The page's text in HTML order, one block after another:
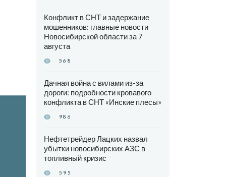
Конфликт в СНТ и задержание
мошенников: главные новости
Новосибирской области за 7
августа
568
Дачная война с вилами из-за
дороги: подробности кровавого
конфликта в СНТ «Инские плесы»
986
Нефтетрейдер Лацких назвал
убытки новосибирских АЗС в
топливный кризис
595